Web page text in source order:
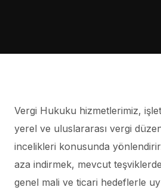
Vergi Hukuku hizmetlerimiz,
yerel ve uluslararası vergi
incelikleri konusunda
aza indirmek, mevcut
genel mali ve ticari hedeflerle